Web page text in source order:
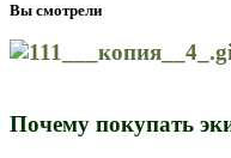
Вы смотрели
Почему покупать